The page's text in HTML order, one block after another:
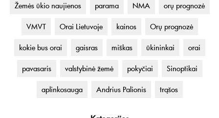
Žemės ūkio naujienos parama NMA orų prognozė
VMVT Orai Lietuvoje kainos Orų prognozė
kokie bus orai gaisras miškas ūkininkai orai
pavasaris valstybinė žemė pokyčiai Sinoptikai
aplinkosauga Andrius Palionis trąšos